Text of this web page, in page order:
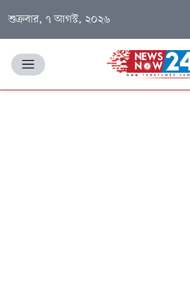
শুক্রবার, ৭ আগস্ট, ২০২৬